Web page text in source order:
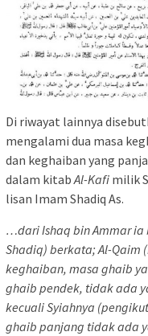
Di riwayat lainnya
mengalami dua masa
dan keghaiban yang
dalam kitab Al-Kafi milik
lisan Imam Shadiq As.
…dari Ishaq bin Ammar ia
Shadiq) berkata; Al-Qaim
keghaiban, masa ghaib
ghaib pendek, tidak ada
kecuali Syiahnya
ghaib panjang tidak ada